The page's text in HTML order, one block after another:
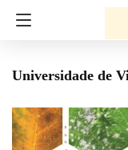
Universidade de